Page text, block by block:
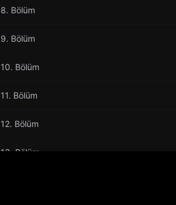
8. Bölüm
9. Bölüm
10. Bölüm
11. Bölüm
12. Bölüm
13. Bölüm